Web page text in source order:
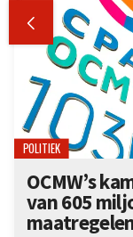

POLITIEK
OCMW’s
van 605